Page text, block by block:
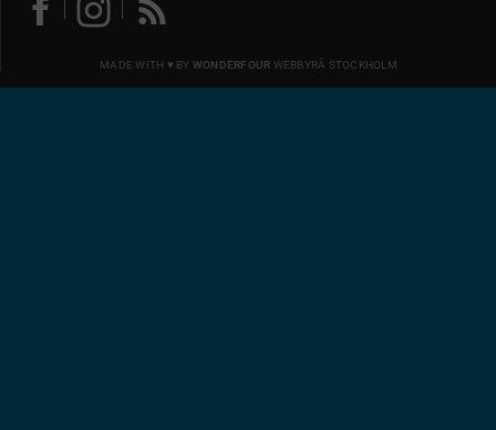
MADE WITH ♥ BY WONDERFOUR WEBBYRÅ STOCKHOLM